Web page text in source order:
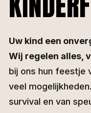
Uw kind een
Wij regelen alles,
bij ons hun feestje
veel
survival en van